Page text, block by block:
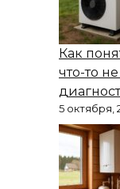
Как
что-то
5 октября,